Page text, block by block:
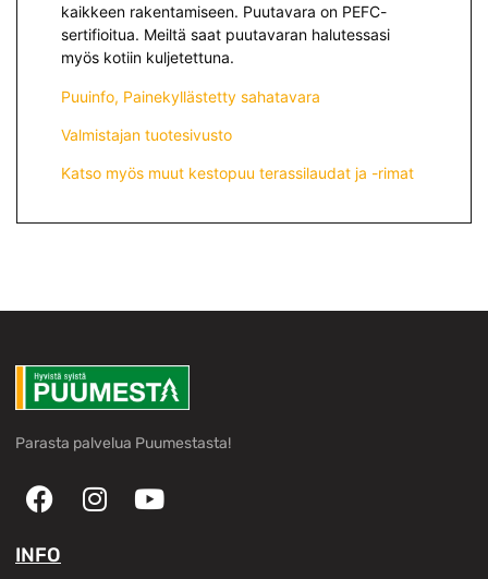
kaikkeen rakentamiseen. Puutavara on PEFC-
sertifioitua. Meiltä saat puutavaran halutessasi
myös kotiin kuljetettuna.
Puuinfo, Painekyllästetty sahatavara
Valmistajan tuotesivusto
Katso myös muut kestopuu terassilaudat ja -rimat
Parasta palvelua Puumestasta!
INFO